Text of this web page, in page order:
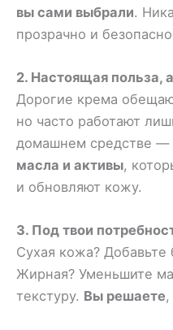
вы сами выбрали.
прозрачно и
2. Настоящая польза,
Дорогие крема
но часто работают
домашнем средстве —
масла и активы,
и обновляют кожу.
3. Под твои
Сухая кожа?
Жирная? Уменьшите
текстуру. Вы решаете,